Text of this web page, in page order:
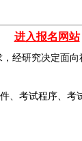
进入报名网站
经研究决定面向
、考试程序、考